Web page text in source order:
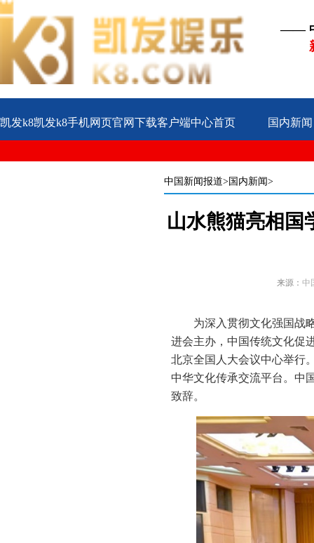
——
凯发k8凯发k8手机网页官网下载客户端中心首页 国内新闻
中国新闻报道>国内新闻>
山水熊猫亮相国
来源： 中
为深入贯彻文化强国战
进会主办，中国传统文化促
北京全国人大会议中心举行
中华文化传承交流平台。中
致辞。